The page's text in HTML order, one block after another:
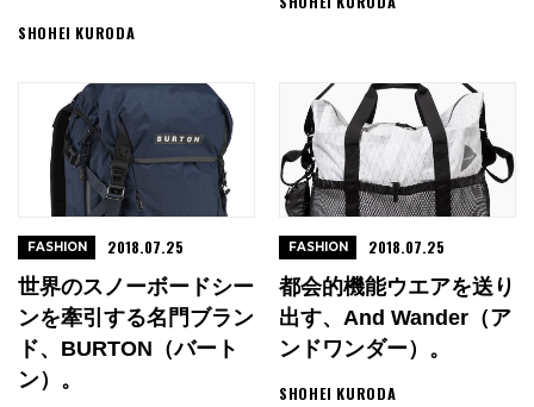
SHOHEI KURODA
世界のスノーボードシー
ンを牽引する名門ブラン
ド、BURTON（バート
ン）。
FASHION 2018.07.25
都会的機能ウエアを送り
出す、and Wander（ア
ンドワンダー）。
SHOHEI KURODA
FASHION 2018.07.25